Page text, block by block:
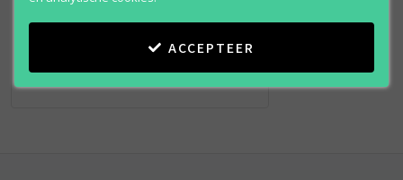
€ 122,95
ACCEPTEER